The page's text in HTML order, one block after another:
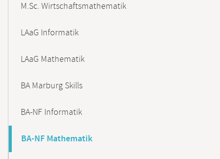
M.Sc. Wirtschaftsmathematik
LAaG Informatik
LAaG Mathematik
BA Marburg Skills
BA-NF Informatik
BA-NF Mathematik